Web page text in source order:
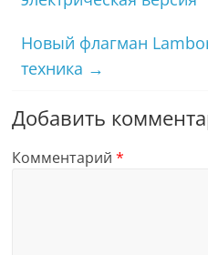
Новый флагман
техника →
Добавить
Комментарий*